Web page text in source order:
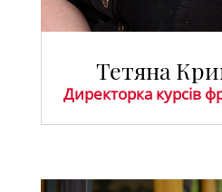
Тетяна
Директорка курсів